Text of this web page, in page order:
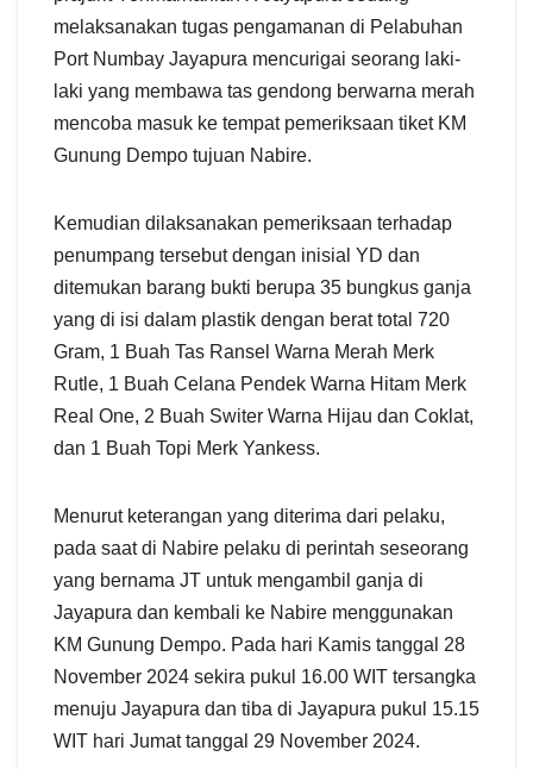
melaksanakan tugas pengamanan di Pelabuhan
Port Numbay Jayapura mencurigai seorang laki-
laki yang membawa tas gendong berwarna merah
mencoba masuk ke tempat pemeriksaan tiket KM
Gunung Dempo tujuan Nabire.
Kemudian dilaksanakan pemeriksaan terhadap
penumpang tersebut dengan inisial YD dan
ditemukan barang bukti berupa 35 bungkus ganja
yang di isi dalam plastik dengan berat total 720
Gram, 1 Buah Tas Ransel Warna Merah Merk
Rutle, 1 Buah Celana Pendek Warna Hitam Merk
Real One, 2 Buah Switer Warna Hijau dan Coklat,
dan 1 Buah Topi Merk Yankess.
Menurut keterangan yang diterima dari pelaku,
pada saat di Nabire pelaku di perintah seseorang
yang bernama JT untuk mengambil ganja di
Jayapura dan kembali ke Nabire menggunakan
KM Gunung Dempo. Pada hari Kamis tanggal 28
November 2024 sekira pukul 16.00 WIT tersangka
menuju Jayapura dan tiba di Jayapura pukul 15.15
WIT hari Jumat tanggal 29 November 2024.